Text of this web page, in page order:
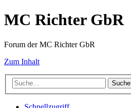
MC Richter GbR
Forum der MC Richter GbR
Zum Inhalt
Suche